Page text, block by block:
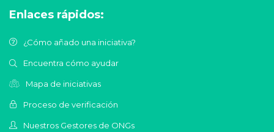
Enlaces rápidos:
¿Cómo añado una iniciativa?
Encuentra cómo ayudar
Mapa de iniciativas
Proceso de verificación
Nuestros Gestores de ONGs